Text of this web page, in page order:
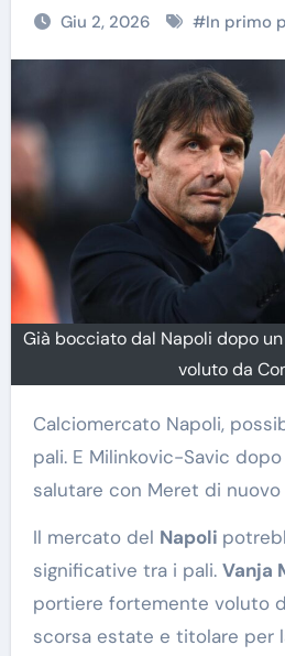
Giu 2, 2026 #In primo
Già bocciato dal Napoli dopo
voluto da
Calciomercato Napoli, possibile staffetta tra i
pali. E Milinkovic-Savic
salutare con Meret di
Il mercato del Napoli
significative tra i pali. Vanja
portiere fortemente voluto
scorsa estate e titolare per